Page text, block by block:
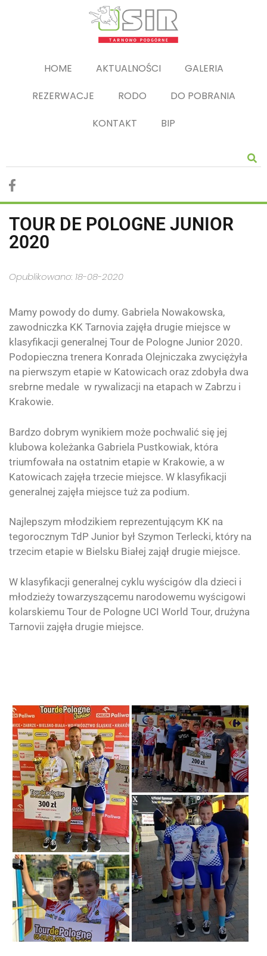
HOME AKTUALNOŚCI
GALERIA
REZERWACJE
RODO
DO POBRANIA
KONTAKT
BIP
TOUR DE POLOGNE JUNIOR
2020
Opublikowano: 18-08-2020
Mamy powody do dumy. Gabriela Nowakowska,
zawodniczka KK Tarnovia zajęła drugie miejsce w
klasyfikacji generalnej Tour de Pologne Junior 2020.
Podopieczna trenera Konrada Olejniczaka zwyciężyła
na pierwszym etapie w Katowicach oraz zdobyła dwa
srebrne medale w rywalizacji na etapach w Zabrzu i
Krakowie.
Bardzo dobrym wynikiem może pochwalić się jej
klubowa koleżanka Gabriela Pustkowiak, która
triumfowała na ostatnim etapie w Krakowie, a w
Katowicach zajęła trzecie miejsce. W klasyfikacji
generalnej zajęła miejsce tuż za podium.
Najlepszym młodzikiem reprezentującym KK na
tegorocznym TdP Junior był Szymon Terlecki, który na
trzecim etapie w Bielsku Białej zajął drugie miejsce.
W klasyfikacji generalnej cyklu wyścigów dla dzieci i
młodzieży towarzyszącemu narodowemu wyścigowi
kolarskiemu Tour de Pologne UCI World Tour, drużyna
Tarnovii zajęła drugie miejsce.